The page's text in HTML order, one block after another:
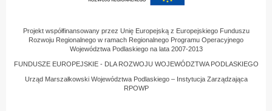
Projekt współfinansowany przez Unię Europejską z Europejskiego Funduszu
Rozwoju Regionalnego w ramach Regionalnego Programu Operacyjnego
Województwa Podlaskiego na lata 2007-2013
FUNDUSZE EUROPEJSKIE - DLA ROZWOJU WOJEWÓDZTWA PODLASKIEGO
Urząd Marszałkowski Województwa Podlaskiego – Instytucja Zarządzająca
RPOWP